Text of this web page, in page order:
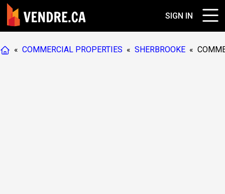
SIGN IN
« COMMERCIAL PROPERTIES « SHERBROOKE «